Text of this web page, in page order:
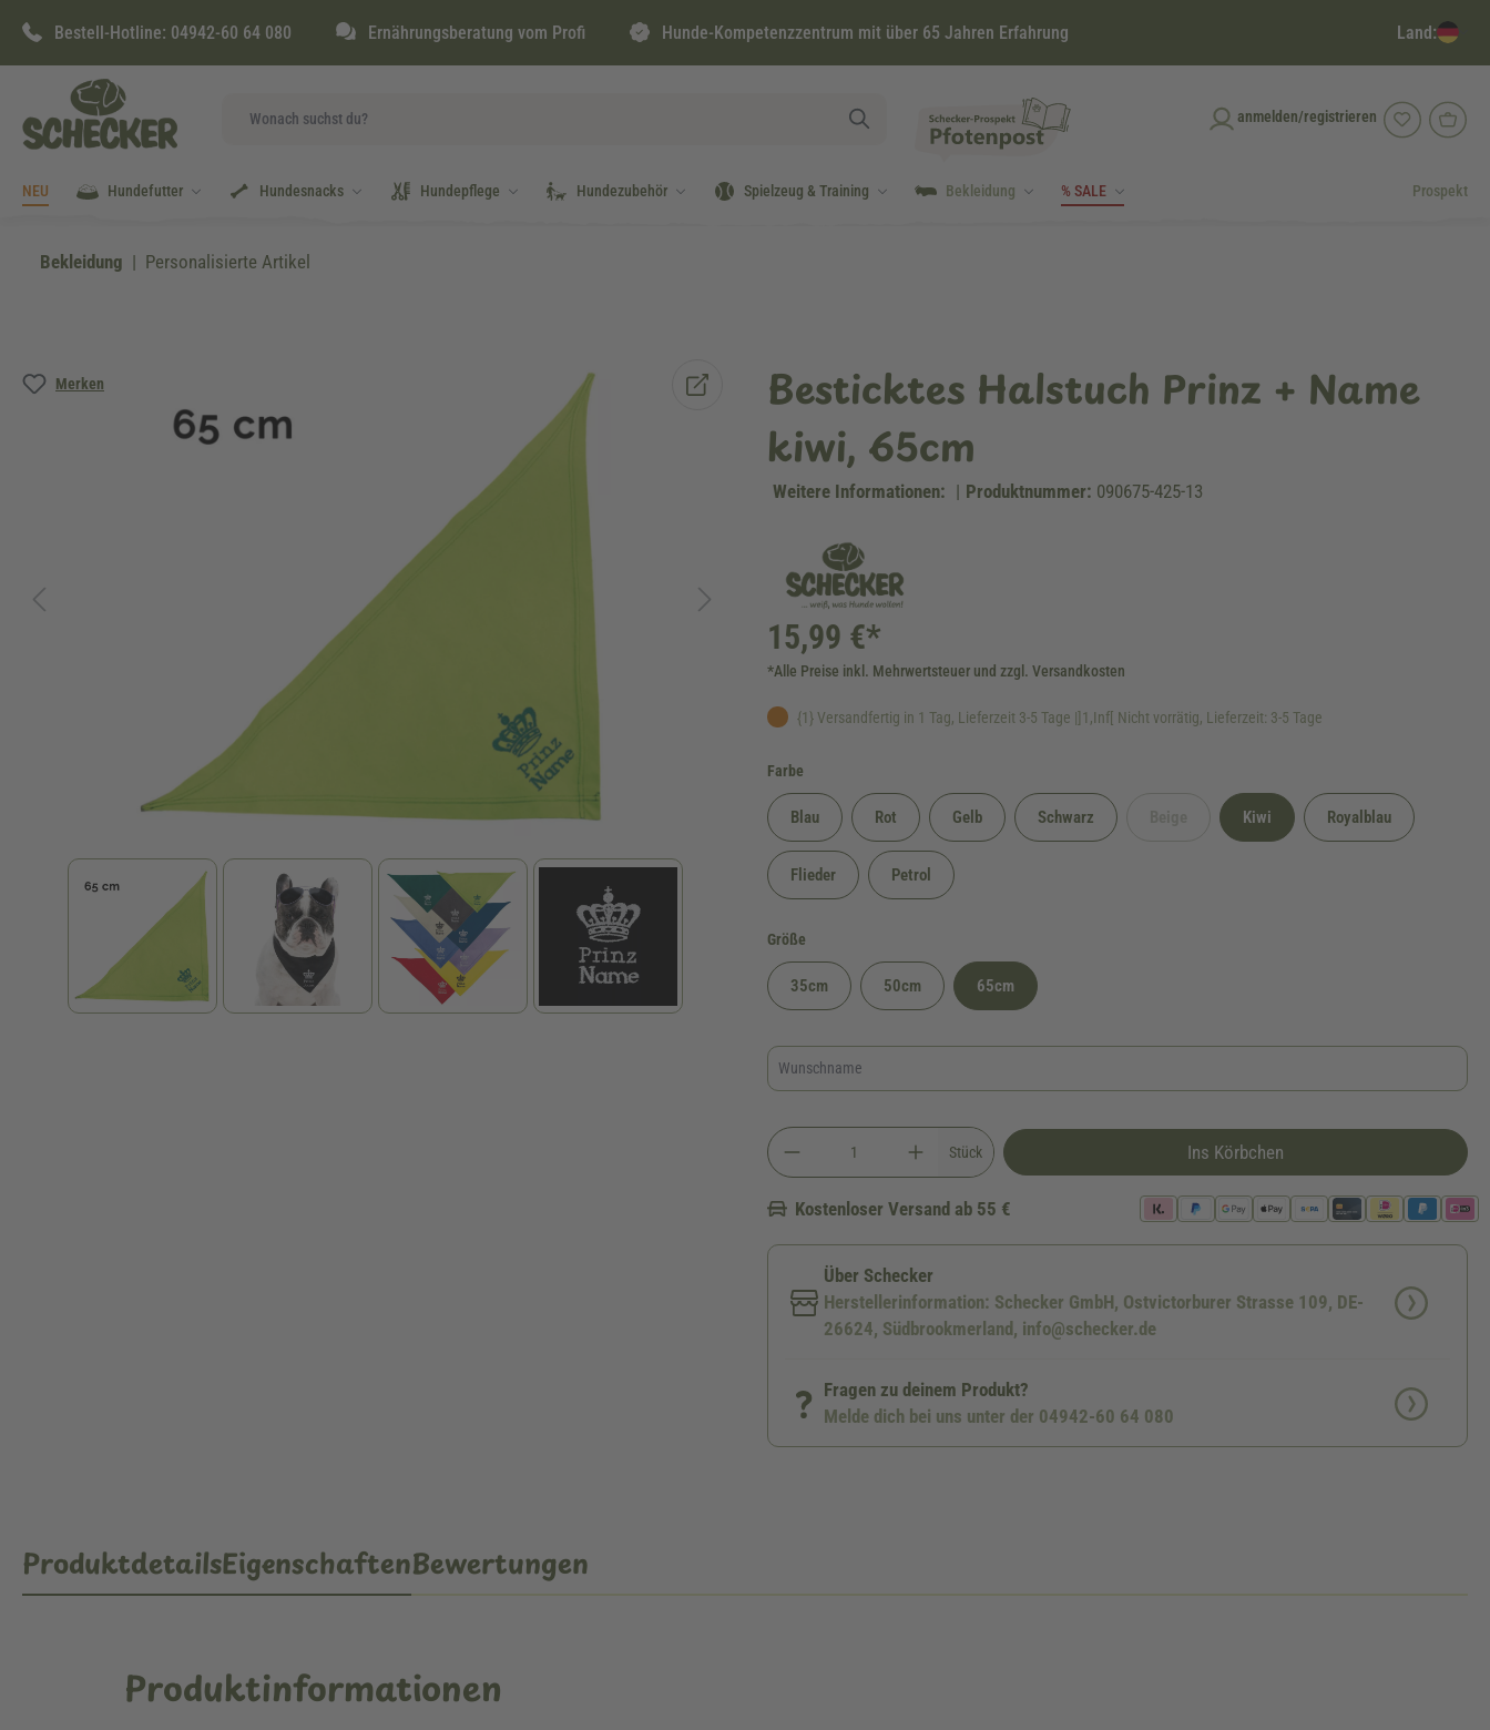
Zur Hauptnavigation springen
Bestell-Hotline: 04942-60 64 080 Ernährungsberatung vom Profi Hunde-Kompetenzzentrum mit über 65 Jahren Erfahrung Land:
anmelden/registrieren
NEU Hundefutter Hundesnacks Hundepflege Hundezubehör Spielzeug & Training Bekleidung % SALE Prospekt
Bekleidung Personalisierte Artikel
Merken
Bildergalerie überspringen
Besticktes Halstuch Prinz + Name
kiwi, 65cm
Weitere Informationen: | Produktnummer: 090675-425-13
15,99 €*
*Alle Preise inkl. Mehrwertsteuer und zzgl. Versandkosten
{1} Versandfertig in 1 Tag, Lieferzeit 3-5 Tage |]1,Inf[ Nicht vorrätig, Lieferzeit: 3-5 Tage
Farbe
Blau Rot Gelb Schwarz (Diese Option ist zurzeit nicht verfügbar.)
Kiwi Royalblau
Flieder Petrol
Größe
35cm 50cm 65cm
Stück Ins Körbchen
Kostenloser Versand ab 55 €
Über Schecker
Herstellerinformation: Schecker GmbH, Ostvictorburer Strasse 109, DE-
26624, Südbrookmerland, info@schecker.de
Fragen zu deinem Produkt?
Melde dich bei uns unter der 04942-60 64 080
ProduktdetailsEigenschaftenBewertungen
Produktinformationen